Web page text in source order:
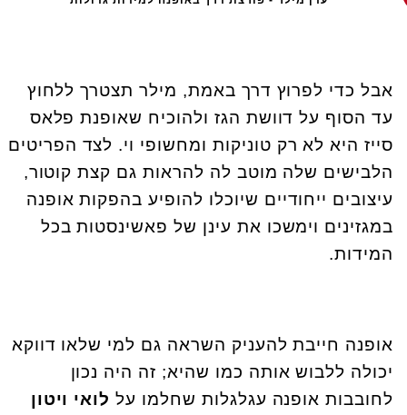
אבל כדי לפרוץ דרך באמת, מילר תצטרך ללחוץ
עד הסוף על דוושת הגז ולהוכיח שאופנת פלאס
סייז היא לא רק טוניקות ומחשופי וי. לצד הפריטים
הלבישים שלה מוטב לה להראות גם קצת קוטור,
עיצובים ייחודיים שיוכלו להופיע בהפקות אופנה
במגזינים וימשכו את עינן של פאשינסטות בכל
המידות.
אופנה חייבת להעניק השראה גם למי שלאו דווקא
יכולה ללבוש אותה כמו שהיא; זה היה נכון
לחובבות אופנה עגלגלות שחלמו על לואי ויטון